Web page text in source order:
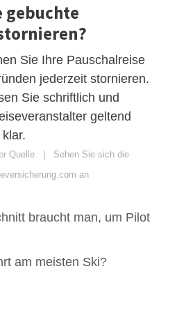
gebuchte
Sie Ihre Pauschalreise
jederzeit stornieren.
Sie schriftlich und
geltend
Quelle | Sehen Sie sich die
an
braucht man, um Pilot
am meisten Ski?